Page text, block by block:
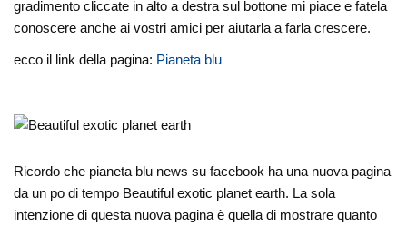
gradimento cliccate in alto a destra sul bottone mi piace e fatela
conoscere anche ai vostri amici per aiutarla a farla crescere.
ecco il link della pagina: Pianeta blu
Ricordo che pianeta blu news su facebook ha una nuova pagina
da un po di tempo Beautiful exotic planet earth. La sola
intenzione di questa nuova pagina è quella di mostrare quanto